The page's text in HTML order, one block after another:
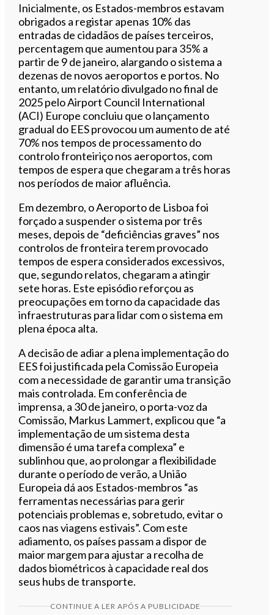
Inicialmente, os Estados-membros estavam
obrigados a registar apenas 10% das
entradas de cidadãos de países terceiros,
percentagem que aumentou para 35% a
partir de 9 de janeiro, alargando o sistema a
dezenas de novos aeroportos e portos. No
entanto, um relatório divulgado no final de
2025 pelo Airport Council International
(ACI) Europe concluiu que o lançamento
gradual do EES provocou um aumento de até
70% nos tempos de processamento do
controlo fronteiriço nos aeroportos, com
tempos de espera que chegaram a três horas
nos períodos de maior afluência.
Em dezembro, o Aeroporto de Lisboa foi
forçado a suspender o sistema por três
meses, depois de “deficiências graves” nos
controlos de fronteira terem provocado
tempos de espera considerados excessivos,
que, segundo relatos, chegaram a atingir
sete horas. Este episódio reforçou as
preocupações em torno da capacidade das
infraestruturas para lidar com o sistema em
plena época alta.
A decisão de adiar a plena implementação do
EES foi justificada pela Comissão Europeia
com a necessidade de garantir uma transição
mais controlada. Em conferência de
imprensa, a 30 de janeiro, o porta-voz da
Comissão, Markus Lammert, explicou que “a
implementação de um sistema desta
dimensão é uma tarefa complexa” e
sublinhou que, ao prolongar a flexibilidade
durante o período de verão, a União
Europeia dá aos Estados-membros “as
ferramentas necessárias para gerir
potenciais problemas e, sobretudo, evitar o
caos nas viagens estivais”. Com este
adiamento, os países passam a dispor de
maior margem para ajustar a recolha de
dados biométricos à capacidade real dos
seus hubs de transporte.
CONTINUE A LER APÓS A PUBLICIDADE